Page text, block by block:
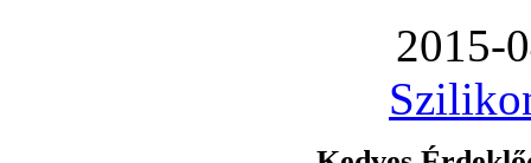
2015-